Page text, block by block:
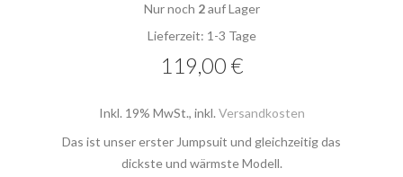
Nur noch 2auf Lager
Lieferzeit: 1-3 Tage
119,00 €
Inkl. 19% MwSt., inkl. Versandkosten
Das ist unser erster Jumpsuit und gleichzeitig das
dickste und wärmste Modell.